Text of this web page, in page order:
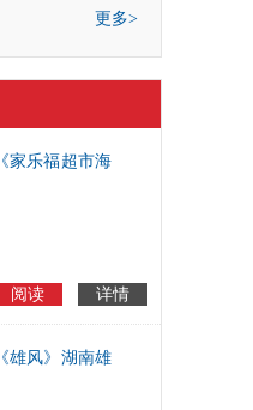
更多>
《家乐福超市海
阅读 详情
《雄风》湖南雄